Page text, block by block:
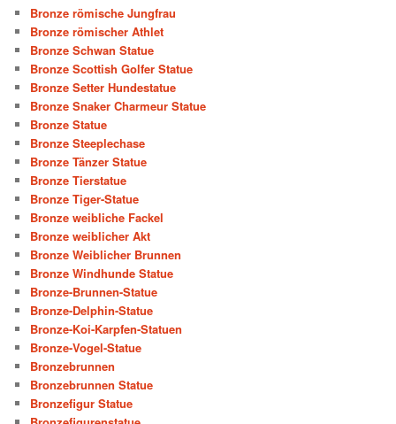
Bronze römische Jungfrau
Bronze römischer Athlet
Bronze Schwan Statue
Bronze Scottish Golfer Statue
Bronze Setter Hundestatue
Bronze Snaker Charmeur Statue
Bronze Statue
Bronze Steeplechase
Bronze Tänzer Statue
Bronze Tierstatue
Bronze Tiger-Statue
Bronze weibliche Fackel
Bronze weiblicher Akt
Bronze Weiblicher Brunnen
Bronze Windhunde Statue
Bronze-Brunnen-Statue
Bronze-Delphin-Statue
Bronze-Koi-Karpfen-Statuen
Bronze-Vogel-Statue
Bronzebrunnen
Bronzebrunnen Statue
Bronzefigur Statue